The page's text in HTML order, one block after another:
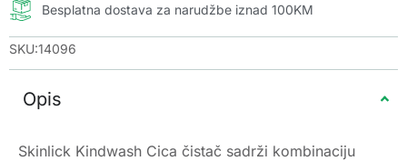
Besplatna dostava za narudžbe iznad 100KM
SKU:14096
Opis
Skinlick Kindwash Cica čistač sadrži kombinaciju